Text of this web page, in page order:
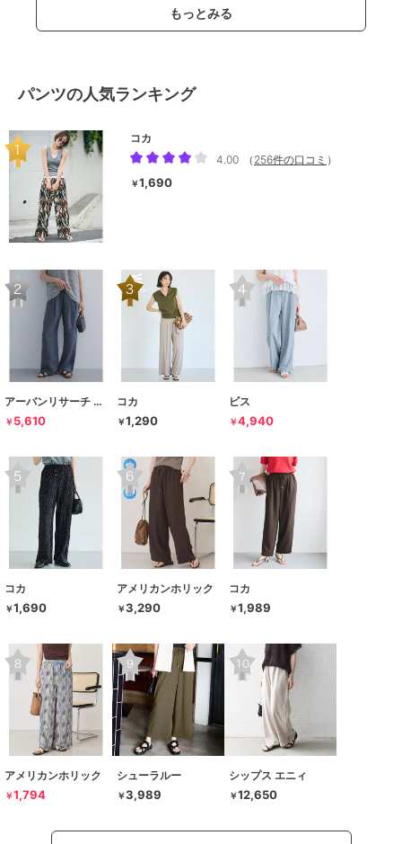
もっとみる
パンツの人気ランキング
コカ
4.00
（ 256件の口コミ ）
￥1,690
アーバンリサーチ ドアーズ
￥ 5,610
コカ
￥1,290
ビス
￥4,940
コカ
￥1,690
アメリカンホリック
￥3,290
コカ
￥1,989
アメリカンホリック
￥1,794
シューラルー
￥3,989
シップス エニィ
￥12,650